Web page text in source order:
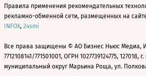
Правила применения рекомендательных
рекламно-обменной сети, размещенных на
INFOX, 24smi
Все права защищены © АО Бизнес Ньюс Медиа,
7712108141/771501001, ОГРН 1027739124775, 127018,
муниципальный округ Марьина Роща, ул.